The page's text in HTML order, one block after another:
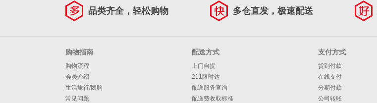
品类齐全，轻松购物 多仓直发，极速配送
购物指南
购物流程
会员介绍
生活旅行/团购
常见问题
配送方式
上门自提
211限时达
配送服务查询
配送费收取标准
支付方式
货到付款
在线支付
分期付款
公司转账